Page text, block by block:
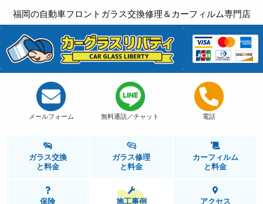
福岡の自動車フロントガラス交換修理＆カーフィルム専門店
メールフォーム 無料通話／チャット 電話
ガラス交換
と料金
ガラス修理
と料金
カーフィルム
と料金
保険
施工事例 アクセス